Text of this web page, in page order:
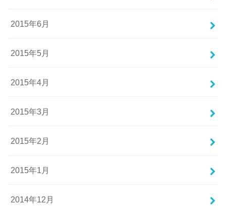
2015年6月
2015年5月
2015年4月
2015年3月
2015年2月
2015年1月
2014年12月